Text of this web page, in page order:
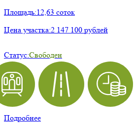
Площадь:12,63 соток
Цена участка:2 147 100 рублей
Статус:Свободен
Подробнее